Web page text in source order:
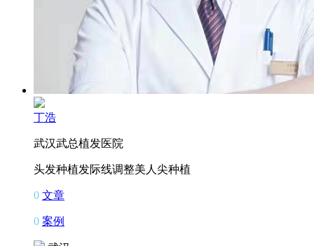
丁浩
武汉武总植发医院
头发种植发际线调整美人尖种植
0 文章
0 案例